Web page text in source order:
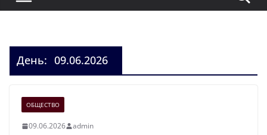
День: 09.06.2026
ОБЩЕСТВО
09.06.2026 admin